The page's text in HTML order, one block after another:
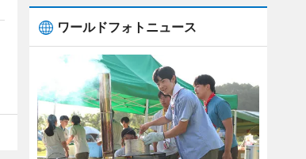
ワールドフォトニュース